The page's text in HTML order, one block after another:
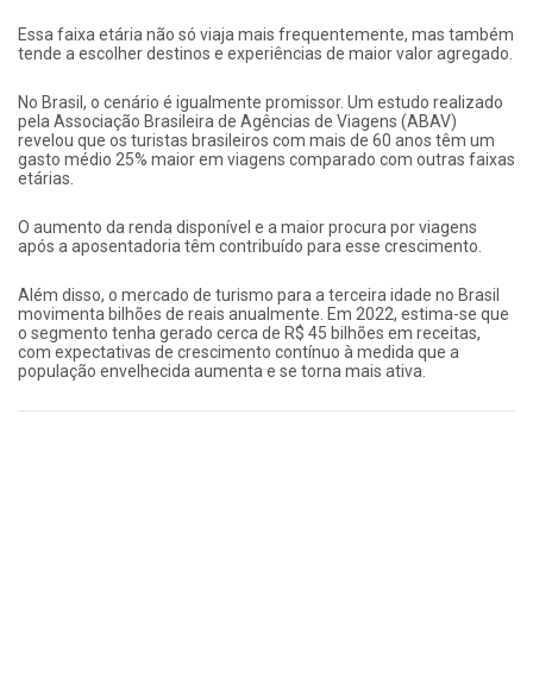
Essa faixa etária não só viaja mais frequentemente, mas também
tende a escolher destinos e experiências de maior valor agregado.
No Brasil, o cenário é igualmente promissor. Um estudo realizado
pela Associação Brasileira de Agências de Viagens (ABAV)
revelou que os turistas brasileiros com mais de 60 anos têm um
gasto médio 25% maior em viagens comparado com outras faixas
etárias.
O aumento da renda disponível e a maior procura por viagens
após a aposentadoria têm contribuído para esse crescimento.
Além disso, o mercado de turismo para a terceira idade no Brasil
movimenta bilhões de reais anualmente. Em 2022, estima-se que
o segmento tenha gerado cerca de R$ 45 bilhões em receitas,
com expectativas de crescimento contínuo à medida que a
população envelhecida aumenta e se torna mais ativa.